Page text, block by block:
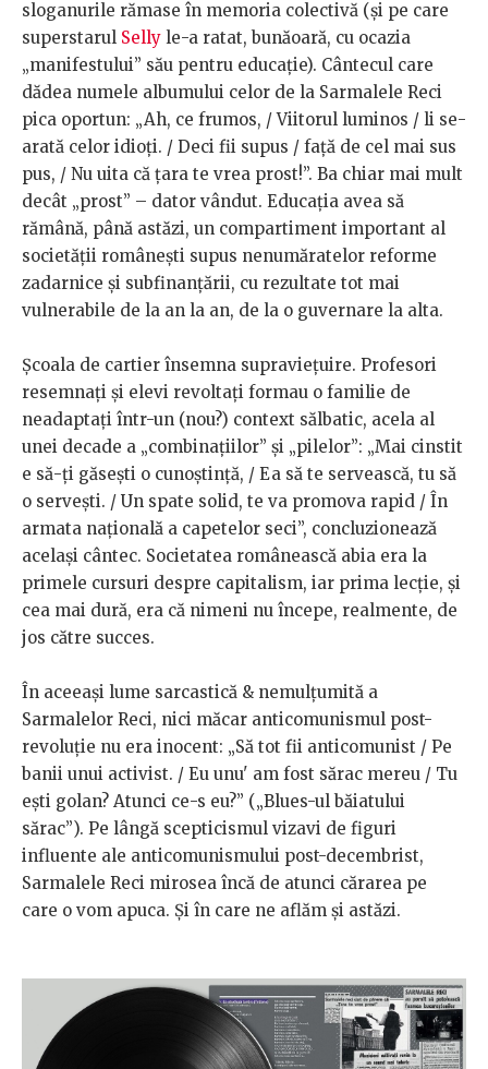
sloganurile rămase în memoria colectivă (și pe care
superstarul Selly le-a ratat, bunăoară, cu ocazia
„manifestului” său pentru educație). Cântecul care
dădea numele albumului celor de la Sarmalele Reci
pica oportun: „Ah, ce frumos, / Viitorul luminos / li se-
arată celor idioți. / Deci fii supus / față de cel mai sus
pus, / Nu uita că țara te vrea prost!”. Ba chiar mai mult
decât „prost” – dator vândut. Educația avea să
rămână, până astăzi, un compartiment important al
societății românești supus nenumăratelor reforme
zadarnice și subfinanțării, cu rezultate tot mai
vulnerabile de la an la an, de la o guvernare la alta.
Școala de cartier însemna supraviețuire. Profesori
resemnați și elevi revoltați formau o familie de
neadaptați într-un (nou?) context sălbatic, acela al
unei decade a „combinațiilor” și „pilelor”: „Mai cinstit
e să-ți găsești o cunoștință, / Ea să te servească, tu să
o servești. / Un spate solid, te va promova rapid / În
armata națională a capetelor seci”, concluzionează
același cântec. Societatea românească abia era la
primele cursuri despre capitalism, iar prima lecție, și
cea mai dură, era că nimeni nu începe, realmente, de
jos către succes.
În aceeași lume sarcastică & nemulțumită a
Sarmalelor Reci, nici măcar anticomunismul post-
revoluție nu era inocent: „Să tot fii anticomunist / Pe
banii unui activist. / Eu unu' am fost sărac mereu / Tu
ești golan? Atunci ce-s eu?” („Blues-ul băiatului
sărac”). Pe lângă scepticismul vizavi de figuri
influente ale anticomunismului post-decembrist,
Sarmalele Reci mirosea încă de atunci cărarea pe
care o vom apuca. Și în care ne aflăm și astăzi.